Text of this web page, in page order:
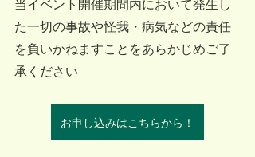
当イベント開催期間内において発生し
た一切の事故や怪我・病気などの責任
を負いかねますことをあらかじめご了
承ください
お申し込みはこちらから！